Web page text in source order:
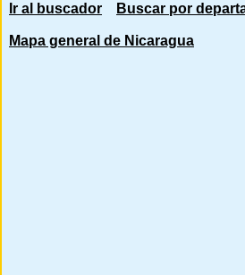
Ir al buscador Buscar por
Mapa general de Nicaragua